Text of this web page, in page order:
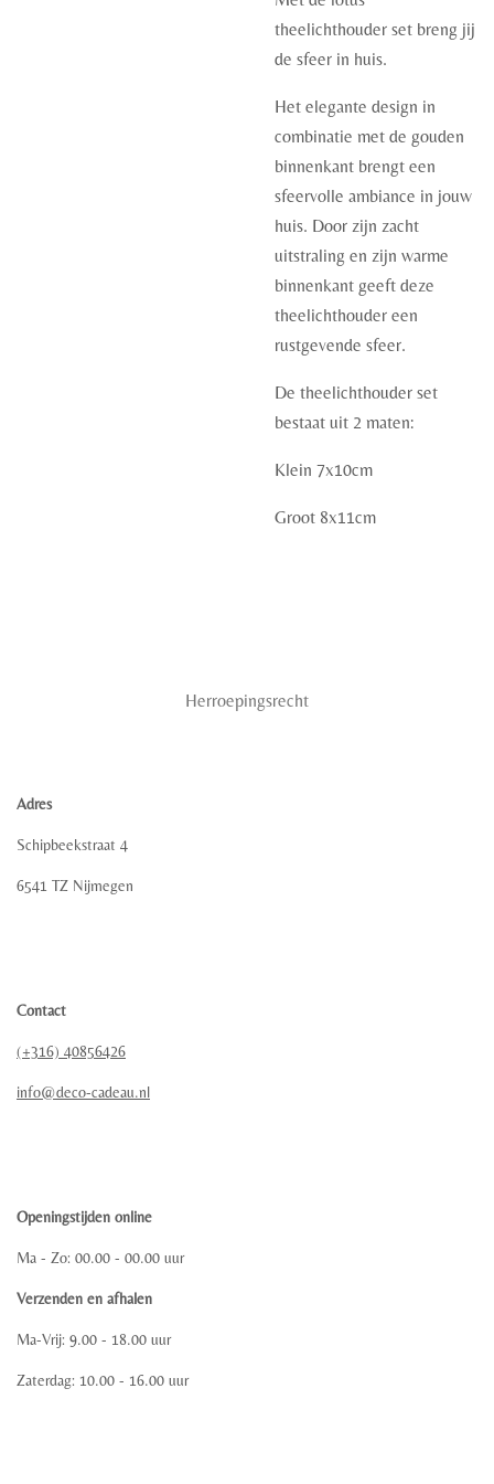
theelichthouder set breng jij
de sfeer in huis.
Het elegante design in
combinatie met de gouden
binnenkant brengt een
sfeervolle ambiance in jouw
huis. Door zijn zacht
uitstraling en zijn warme
binnenkant geeft deze
theelichthouder een
rustgevende sfeer.
De theelichthouder set
bestaat uit 2 maten:
Klein 7x10cm
Groot 8x11cm
Herroepingsrecht
Adres
Schipbeekstraat 4
6541 TZ Nijmegen
Contact
(+316) 40856426
info@deco-cadeau.nl
Openingstijden online
Ma - Zo: 00.00 - 00.00 uur
Verzenden en afhalen
Ma-Vrij: 9.00 - 18.00 uur
Zaterdag: 10.00 - 16.00 uur